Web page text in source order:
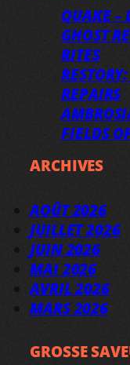
QUAKE –
GHOST
RITES
REPAIRS
FIELDS
ARCHIVES
AOÛT 2026
JUILLET 2026
JUIN 2026
MAI 2026
AVRIL 2026
MARS 2026
GROSSE